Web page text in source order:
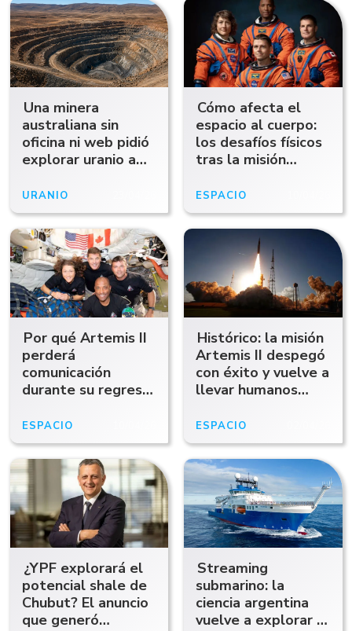
Una minera
australiana sin
oficina ni web pidió
explorar uranio a
kilómetros de
Comodoro
URANIO
Cómo afecta el
espacio al cuerpo:
los desafíos físicos
tras la misión
ESPACIO
Por qué Artemis II
perderá
comunicación
durante su regreso
ESPACIO
Histórico: la misión
Artemis II despegó
con éxito y vuelve a
llevar humanos
ESPACIO
¿YPF explorará el
potencial shale de
Chubut? El anuncio
que generó
Streaming
submarino: la
ciencia argentina
vuelve a explorar el